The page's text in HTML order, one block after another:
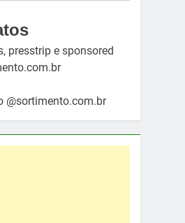
presstrip e sponsored
@sortimento.com.br